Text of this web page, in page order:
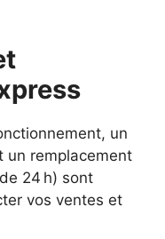
un
un remplacement
24 h) sont
vos ventes et